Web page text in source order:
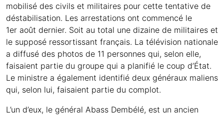
mobilisé des civils et militaires pour cette tentative de
déstabilisation. Les arrestations ont commencé le
1er août dernier. Soit au total une dizaine de militaires et
le supposé ressortissant français. La télévision nationale
a diffusé des photos de 11 personnes qui, selon elle,
faisaient partie du groupe qui a planifié le coup d’État.
Le ministre a également identifié deux généraux maliens
qui, selon lui, faisaient partie du complot.
L’un d’eux, le général Abass Dembélé, est un ancien